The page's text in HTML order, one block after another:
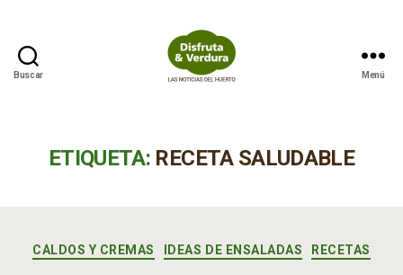
Buscar Menú
ETIQUETA: RECETA SALUDABLE
Categorías
CALDOS Y CREMAS IDEAS DE ENSALADAS RECETAS